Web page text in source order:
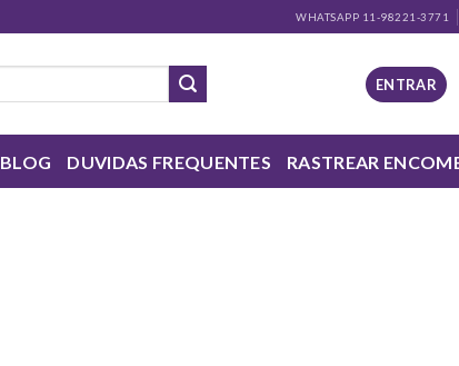
WHATSAPP 11-98221-3771
ENTRAR
BLOG DUVIDAS FREQUENTES RASTREAR